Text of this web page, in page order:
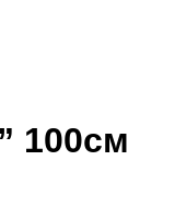
100см